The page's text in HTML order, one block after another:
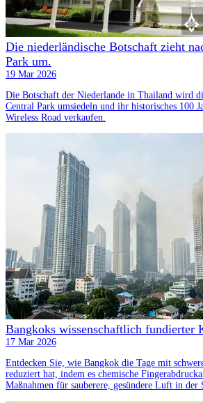
Die niederländische Botschaft zieht
Park um.
19 Mar 2026
Die Botschaft der Niederlande in Thailand wird
Central Park umsiedeln und ihr historisches 100
Wireless Road verkaufen.
Bangkoks wissenschaftlich fundierter
17 Mar 2026
Entdecken Sie, wie Bangkok die Tage mit
reduziert hat, indem es chemische
Maßnahmen für sauberere, gesündere Luft in der